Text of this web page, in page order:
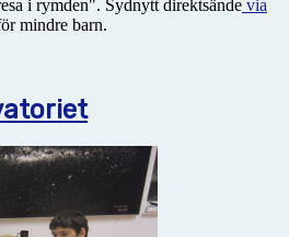
i rymden". Sydnytt direktsände via
mindre barn.